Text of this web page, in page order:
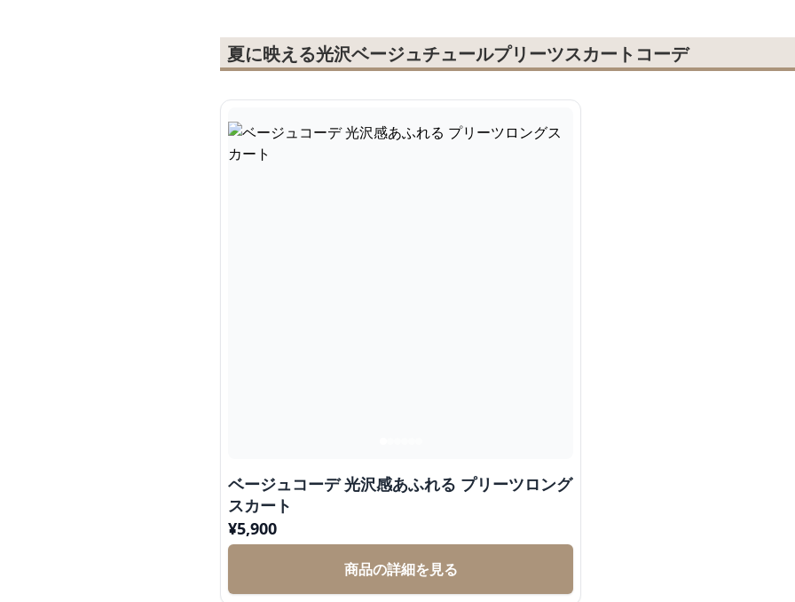
夏に映える光沢ベージュチュールプリーツスカートコーデ
ベージュコーデ 光沢感あふれる プリーツロング
スカート
¥5,900
商品の詳細を見る